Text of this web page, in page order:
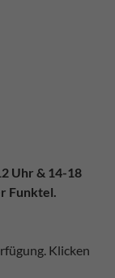
Uhr & 14-18
Funktel.
Klicken